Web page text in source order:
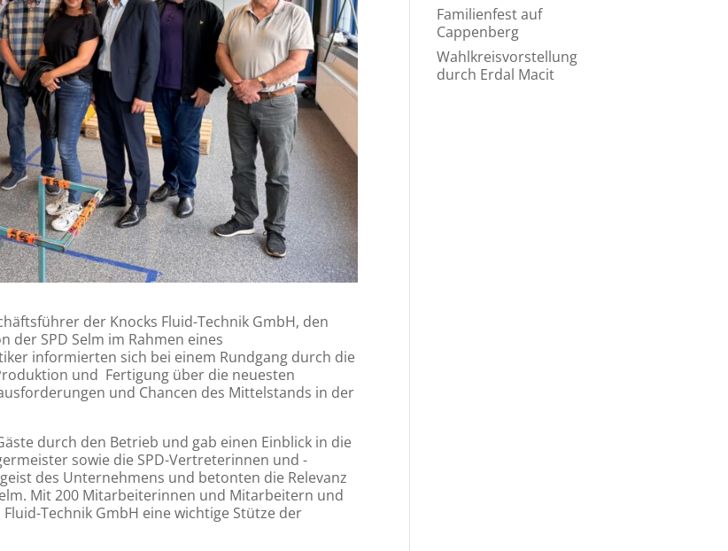
der Knocks Fluid-Technik GmbH, den
der SPD Selm im Rahmen eines
informierten sich bei einem Rundgang durch die
und Fertigung über die neuesten
und Chancen des Mittelstands in der
durch den Betrieb und gab einen Einblick in die
sowie die SPD-Vertreterinnen und -
des Unternehmens und betonten die Relevanz
Mit 200 Mitarbeiterinnen und Mitarbeitern und
Technik GmbH eine wichtige Stütze der
Familienfest auf
Cappenberg
Wahlkreisvorstellung
durch Erdal Macit